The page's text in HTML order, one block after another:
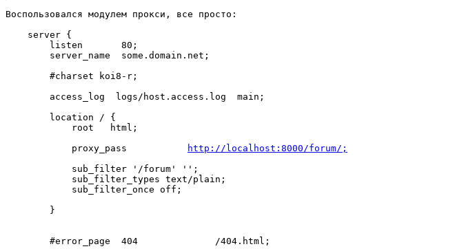
Воспользовался модулем прокси, все просто:
    server {
        listen       80;
        server_name  some.domain.net;
        #charset koi8-r;
        access_log  logs/host.access.log  main;
        location / {
            root   html;
            proxy_pass
http://localhost:8000/forum/;
            sub_filter '/forum' '';
            sub_filter_types text/plain;
            sub_filter_once off;
        }
        #error_page  404              /404.html;